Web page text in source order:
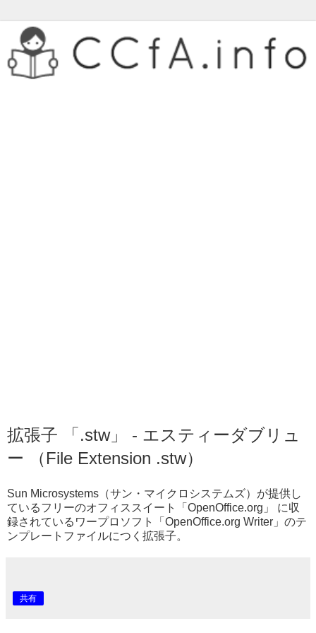
拡張子 「.stw」 - エスティーダブリュ
ー （File Extension .stw）
Sun Microsystems（サン・マイクロシステムズ）が提供し
ているフリーのオフィススイート「OpenOffice.org」 に収
録されているワープロソフト「OpenOffice.org Writer」のテ
ンプレートファイルにつく拡張子。
共有